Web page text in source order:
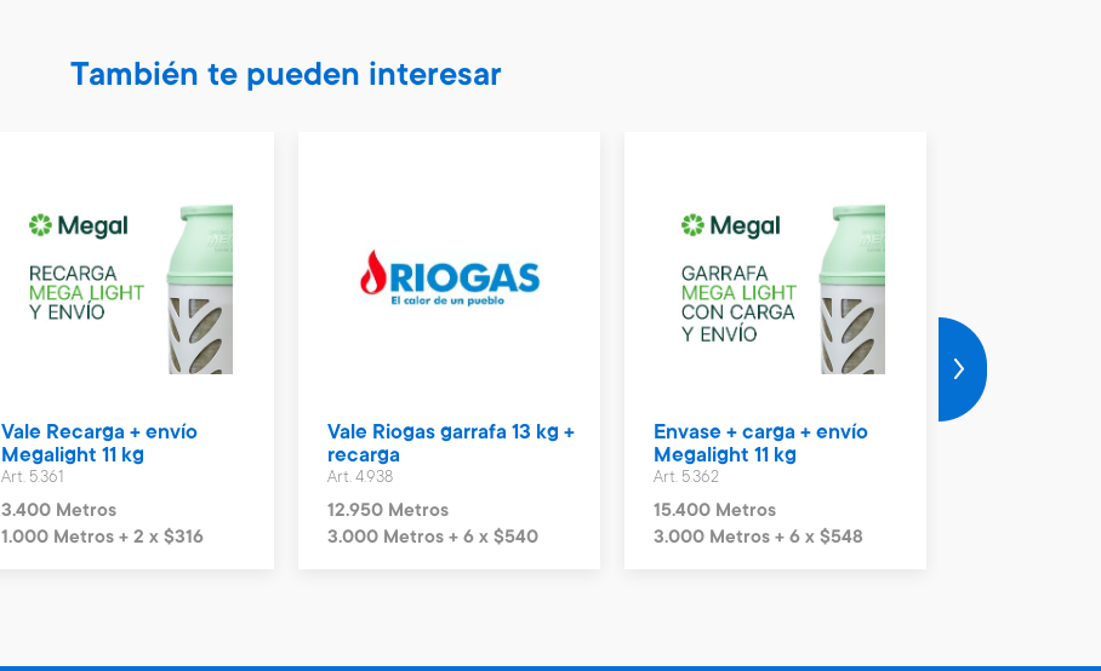
También te pueden interesar
Vale Recarga + envío
Megalight 11 kg
Art. 5.361
3.400 Metros
1.000 Metros + 2 x $316
Vale Riogas garrafa 13 kg +
recarga
Art. 4.938
12.950 Metros
3.000 Metros + 6 x $540
Envase + carga + envío
Megalight 11 kg
Art. 5.362
15.400 Metros
3.000 Metros + 6 x $548